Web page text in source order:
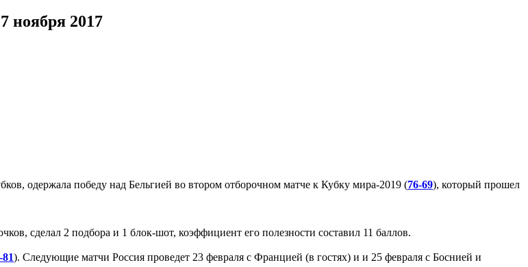
ноября 2017
одержала победу над Бельгией во втором отборочном матче к Кубку мира-2019 (76-69), который прошел
сделал 2 подбора и 1 блок-шот, коэффициент его полезности составил 11 баллов.
81). Следующие матчи Россия проведет 23 февраля с Францией (в гостях) и и 25 февраля с Боснией и